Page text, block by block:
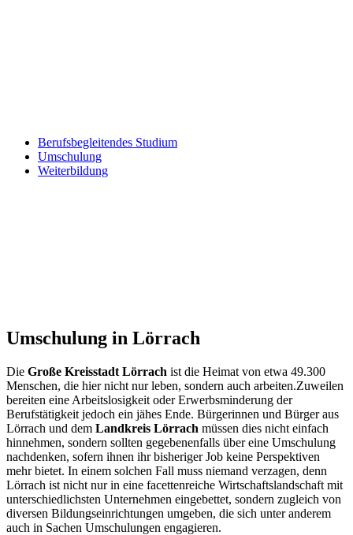
Berufsbegleitendes Studium
Umschulung
Weiterbildung
Umschulung in Lörrach
Die Große Kreisstadt Lörrach ist die Heimat von etwa 49.300
Menschen, die hier nicht nur leben, sondern auch arbeiten.Zuweilen
bereiten eine Arbeitslosigkeit oder Erwerbsminderung der
Berufstätigkeit jedoch ein jähes Ende. Bürgerinnen und Bürger aus
Lörrach und dem Landkreis Lörrach müssen dies nicht einfach
hinnehmen, sondern sollten gegebenenfalls über eine Umschulung
nachdenken, sofern ihnen ihr bisheriger Job keine Perspektiven
mehr bietet. In einem solchen Fall muss niemand verzagen, denn
Lörrach ist nicht nur in eine facettenreiche Wirtschaftslandschaft mit
unterschiedlichsten Unternehmen eingebettet, sondern zugleich von
diversen Bildungseinrichtungen umgeben, die sich unter anderem
auch in Sachen Umschulungen engagieren.